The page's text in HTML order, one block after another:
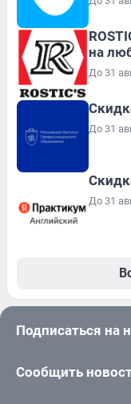
на
До 31
До 31
До 31
Подписаться на
Сообщить